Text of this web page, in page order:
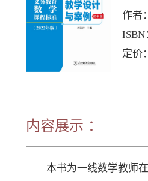
作者
ISBN
定价
内容展示 ：
本书为一线数学教师